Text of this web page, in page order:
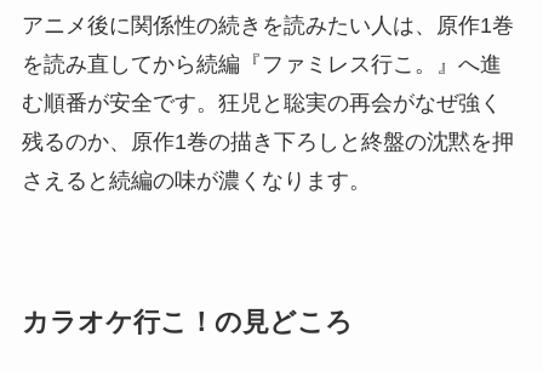
アニメ後に関係性の続きを読みたい人は、原作1巻
を読み直してから続編『ファミレス行こ。』へ進
む順番が安全です。狂児と聡実の再会がなぜ強く
残るのか、原作1巻の描き下ろしと終盤の沈黙を押
さえると続編の味が濃くなります。
カラオケ行こ！の見どころ